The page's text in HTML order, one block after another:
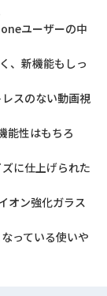
ユーザーの中
、新機能もしっ
スのない動画視
能性はもちろ
に仕上げられた
オン強化ガラス
っている使いや